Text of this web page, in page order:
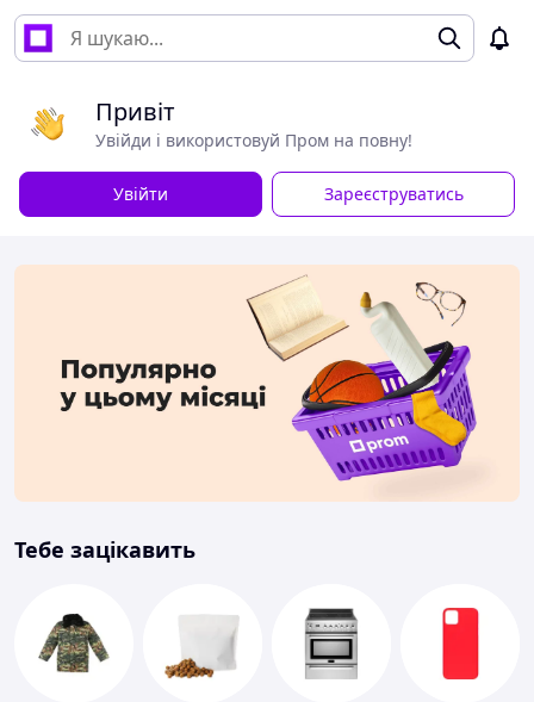
Привіт
Увійди і використовуй Пром на повну!
Увійти Зареєструватись
Тебе зацікавить